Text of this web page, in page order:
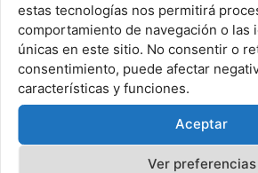
estas tecnologías nos permitirá
comportamiento de navegación o las
únicas en este sitio. No consentir o
consentimiento, puede afectar
características y funciones.
Aceptar
Ver preferencias
Email